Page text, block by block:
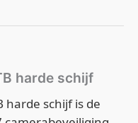
harde schijf
harde schijf is de